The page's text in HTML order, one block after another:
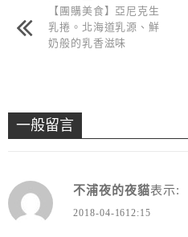
【團購美食】亞尼克生
乳捲。北海道乳源、鮮
奶般的乳香滋味
一般留言
不浦夜的夜貓表示:
2018-04-1612:15